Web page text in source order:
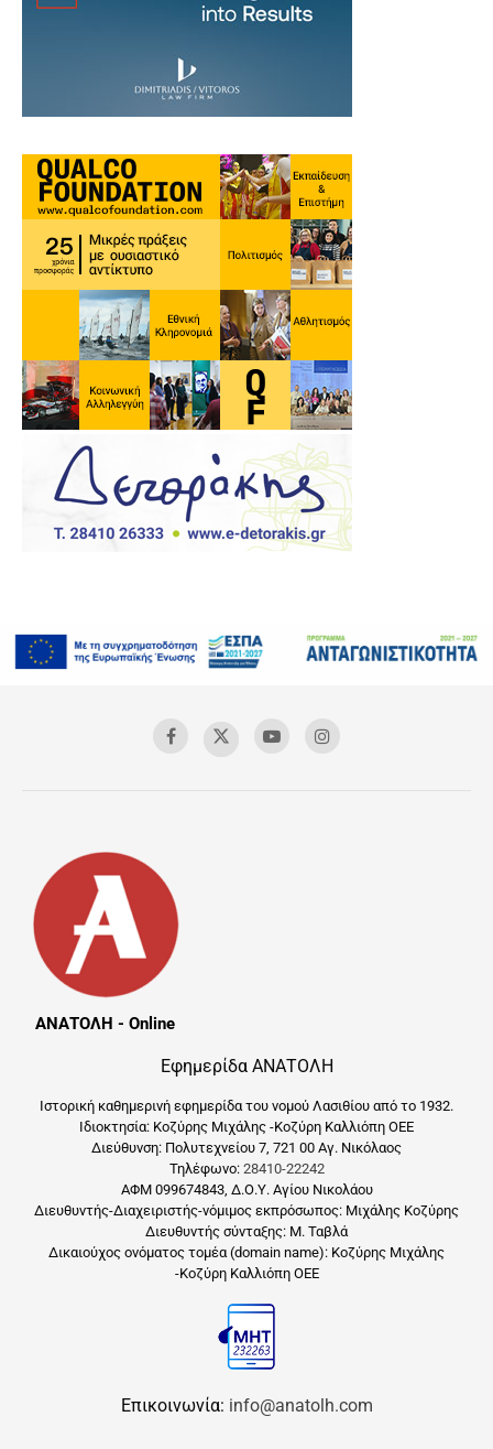
ΑΝΑΤΟΛΗ - Online
Εφημερίδα ΑΝΑΤΟΛΗ
Ιστορική καθημερινή εφημερίδα του νομού Λασιθίου από το 1932.
Ιδιοκτησία: Κοζύρης Μιχάλης -Κοζύρη Καλλιόπη ΟΕΕ
Διεύθυνση: Πολυτεχνείου 7, 721 00 Αγ. Νικόλαος
Τηλέφωνο: 28410-22242
ΑΦΜ 099674843, Δ.Ο.Υ. Αγίου Νικολάου
Διευθυντής-Διαχειριστής-νόμιμος εκπρόσωπος: Μιχάλης Κοζύρης
Διευθυντής σύνταξης: Μ. Ταβλά
Δικαιούχος ονόματος τομέα (domain name): Κοζύρης Μιχάλης
-Κοζύρη Καλλιόπη ΟΕΕ
Επικοινωνία: info@anatolh.com